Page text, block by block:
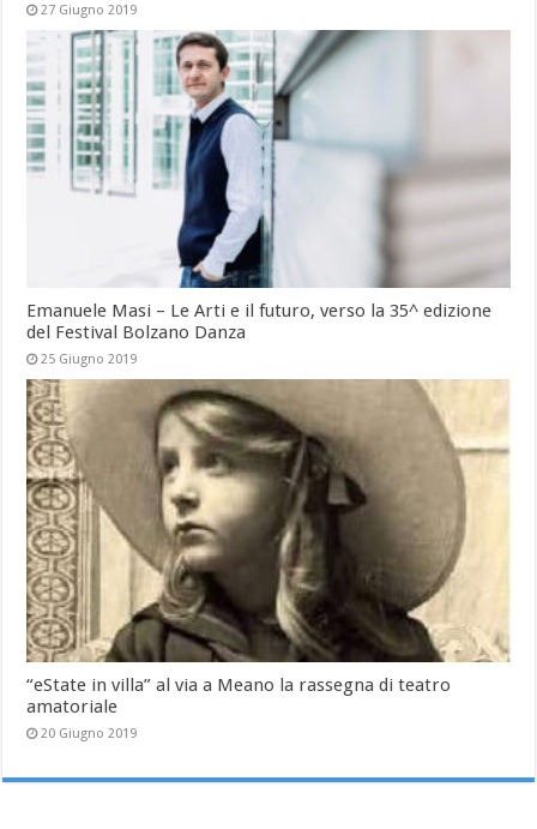
27 Giugno 2019
Emanuele Masi – Le Arti e il futuro, verso la 35^ edizione
del Festival Bolzano Danza
25 Giugno 2019
“eState in villa” al via a Meano la rassegna di teatro
amatoriale
20 Giugno 2019